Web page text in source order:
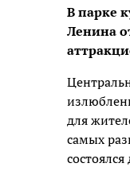
В парке
Ленина
для
самых